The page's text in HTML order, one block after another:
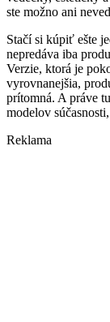
ste možno ani
Stačí si kúpiť ešte
nepredáva iba
Verzie, ktorá je
vyrovnanejšia,
prítomná. A práve
modelov
Reklama